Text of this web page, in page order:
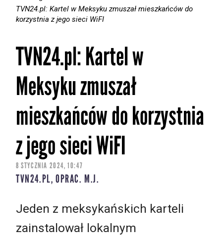
TVN24.pl: Kartel w Meksyku zmuszał mieszkańców do
korzystnia z jego sieci WiFI
TVN24.pl: Kartel w
Meksyku zmuszał
mieszkańców do korzystnia
z jego sieci WiFI
8 STYCZNIA 2024, 10:47
TVN24.PL, OPRAC. M.J.
Jeden z meksykańskich karteli
zainstalował lokalnym